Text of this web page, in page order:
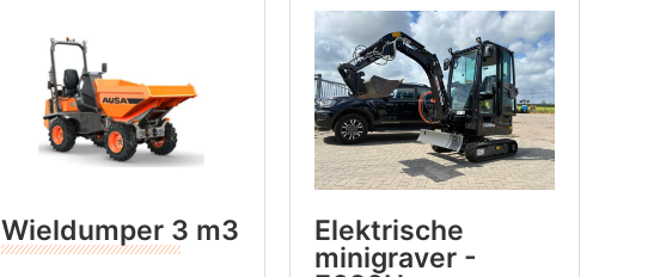
Wieldumper 3 m3
Elektrische
minigraver -